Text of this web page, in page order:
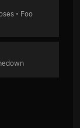
• Foo